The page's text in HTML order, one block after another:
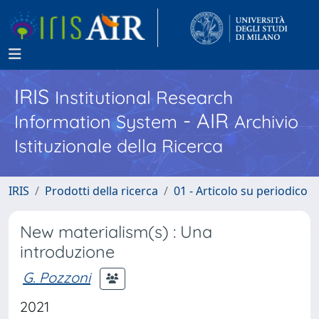
IRISInstitutional Research
Information System - AIR Archivio
Istituzionale della Ricerca
IRIS Prodotti della ricerca 01 - Articolo su periodico
New materialism(s) : Una
introduzione
G. Pozzoni
2021